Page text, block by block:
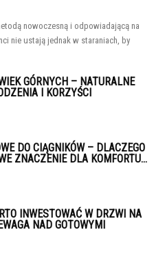
nowoczesną i odpowiadającą na
nie ustają jednak w staraniach, by
GÓRNYCH – NATURALNE
I KORZYŚCI
DO CIĄGNIKÓW – DLACZEGO
ZNACZENIE DLA KOMFORTU...
INWESTOWAĆ W DRZWI NA
NAD GOTOWYMI